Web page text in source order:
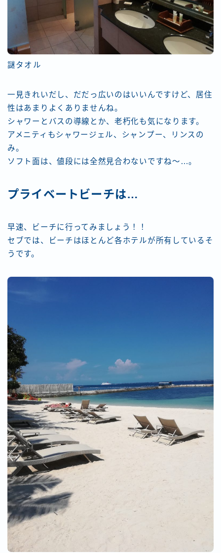
謎タオル
一見きれいだし、だだっ広いのはいいんですけど、居住
性はあまりよくありませんね。
シャワーとバスの導線とか、老朽化も気になります。
アメニティもシャワージェル、シャンプー、リンスの
み。
ソフト面は、値段には全然見合わないですね～…。
プライベートビーチは…
早速、ビーチに行ってみましょう！！
セブでは、ビーチはほとんど各ホテルが所有しているそ
うです。